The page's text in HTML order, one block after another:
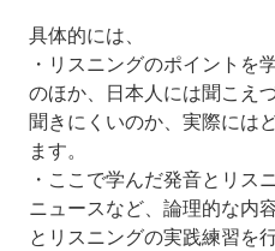
具体的には、
・リスニングのポイントを
のほか、日本人には聞こえ
聞きにくいのか、実際には
ます。
・ここで学んだ発音とリス
ニュースなど、論理的な内
とリスニングの実践練習を